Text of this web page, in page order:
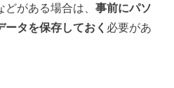
どがある場合は、事前にパソ
タを保存しておく 必要があ